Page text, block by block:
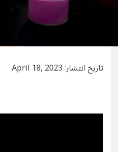
تاریخ انتشار: April 18, 2023